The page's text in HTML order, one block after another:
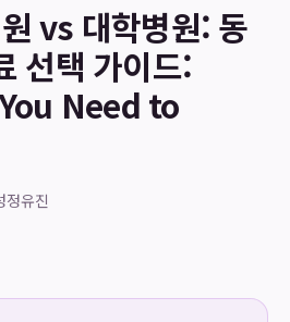
vs 대학병원: 동
선택 가이드:
Need to
정유진